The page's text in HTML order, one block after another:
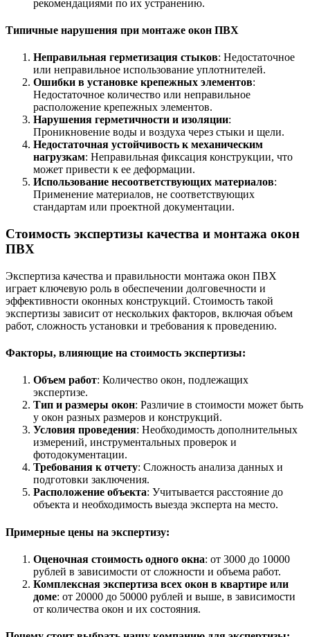
рекомендациями по их устранению.
Типичные нарушения при монтаже окон ПВХ
Неправильная герметизация стыков: Недостаточное
или неправильное использование уплотнителей.
Ошибки в установке крепежных элементов:
Недостаточное количество или неправильное
расположение крепежных элементов.
Нарушения герметичности и изоляции:
Проникновение воды и воздуха через стыки и щели.
Недостаточная устойчивость к механическим
нагрузкам: Неправильная фиксация конструкции, что
может привести к ее деформации.
Использование несоответствующих материалов:
Применение материалов, не соответствующих
стандартам или проектной документации.
Стоимость экспертизы качества и монтажа окон
ПВХ
Экспертиза качества и правильности монтажа окон ПВХ
играет ключевую роль в обеспечении долговечности и
эффективности оконных конструкций. Стоимость такой
экспертизы зависит от нескольких факторов, включая объем
работ, сложность установки и требования к проведению.
Факторы, влияющие на стоимость экспертизы:
Объем работ: Количество окон, подлежащих
экспертизе.
Тип и размеры окон: Различие в стоимости может быть
у окон разных размеров и конструкций.
Условия проведения: Необходимость дополнительных
измерений, инструментальных проверок и
фотодокументации.
Требования к отчету: Сложность анализа данных и
подготовки заключения.
Расположение объекта: Учитывается расстояние до
объекта и необходимость выезда эксперта на место.
Примерные цены на экспертизу:
Оценочная стоимость одного окна: от 3000 до 10000
рублей в зависимости от сложности и объема работ.
Комплексная экспертиза всех окон в квартире или
доме: от 20000 до 50000 рублей и выше, в зависимости
от количества окон и их состояния.